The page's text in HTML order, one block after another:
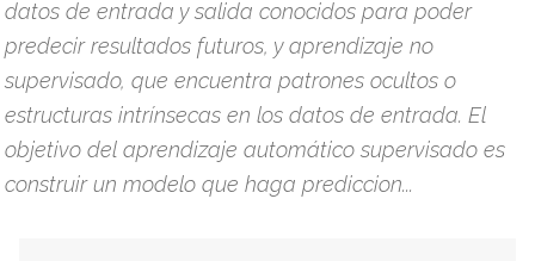
datos de entrada y salida conocidos para poder
predecir resultados futuros, y aprendizaje no
supervisado, que encuentra patrones ocultos o
estructuras intrínsecas en los datos de entrada. El
objetivo del aprendizaje automático supervisado es
construir un modelo que haga prediccion...